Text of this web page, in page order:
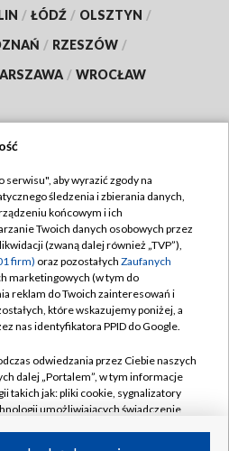
/ ŁÓDŹ / OLSZTYN /
/ RZESZÓW /
/ WROCŁAW
TVP
TVP
prywatności
zgody
Pomoc
Kontakt
Kanały
aby wyrazić zgody na
śledzenia i zbierania danych,
końcowym i ich
Twoich danych osobowych przez
(zwaną dalej również „TVP”),
firm) oraz pozostałych Zaufanych
marketingowych (w tym do
reklam do Twoich zainteresowań i
które wskazujemy poniżej, a
nas identyfikatora PPID do Google.
odwiedzania przez Ciebie naszych
dalej „Portalem”, w tym informacje
takich jak: pliki cookie, sygnalizatory
umożliwiających świadczenie